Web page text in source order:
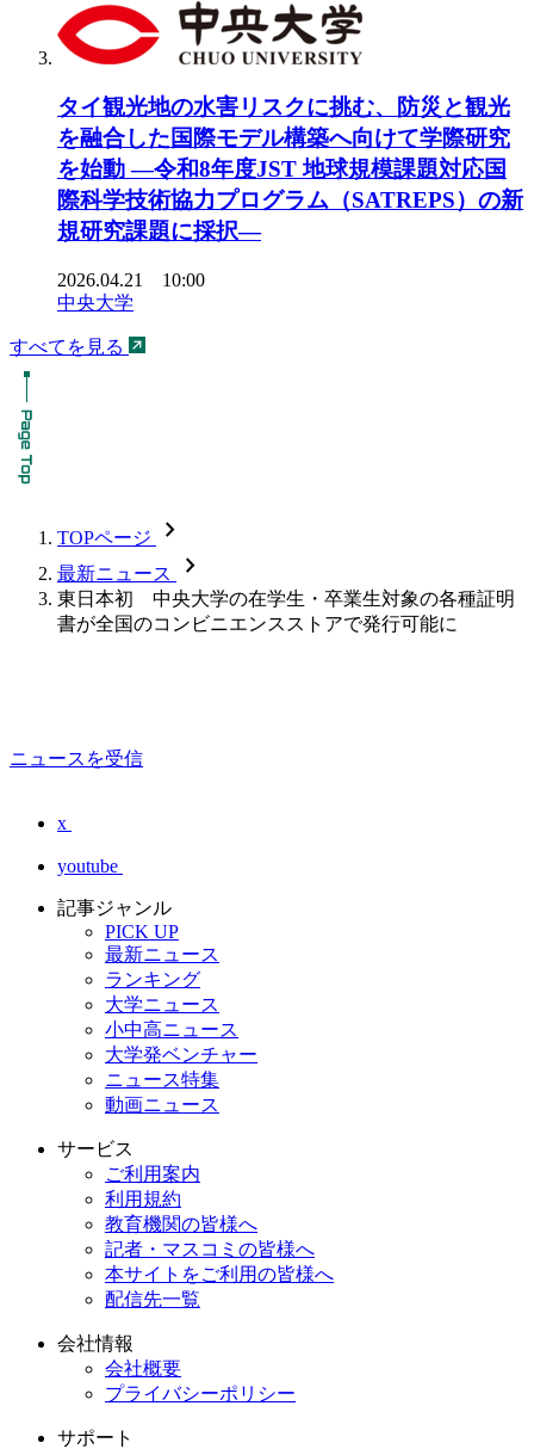
タイ観光地の水害リスクに挑む、防災と観光
を融合した国際モデル構築へ向けて学際研究
を始動 ―令和8年度JST 地球規模課題対応国
際科学技術協力プログラム（SATREPS）の新
規研究課題に採択―
2026.04.21 10:00
中央大学
すべてを見る
TOPページ chevron_forward
最新ニュース chevron_forward
東日本初 中央大学の在学生・卒業生対象の各種証明
書が全国のコンビニエンスストアで発行可能に
ニュースを受信
x
youtube
記事ジャンル
PICK UP
最新ニュース
ランキング
大学ニュース
小中高ニュース
大学発ベンチャー
ニュース特集
動画ニュース
サービス
ご利用案内
利用規約
教育機関の皆様へ
記者・マスコミの皆様へ
本サイトをご利用の皆様へ
配信先一覧
会社情報
会社概要
プライバシーポリシー
サポート